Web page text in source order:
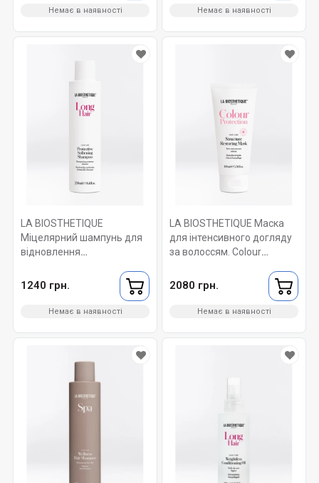
Немає в наявності Немає в наявності
LA BIOSTHETIQUE
Міцелярний шампунь для
відновлення
волосся. Long Hair
Protective Softening
Shampoo 250 мл
1240 грн.
Немає в наявності
LA BIOSTHETIQUE Маска
для інтенсивного догляду
за волоссям. Colour
Restoring Mask 100 мл
2080 грн.
Немає в наявності